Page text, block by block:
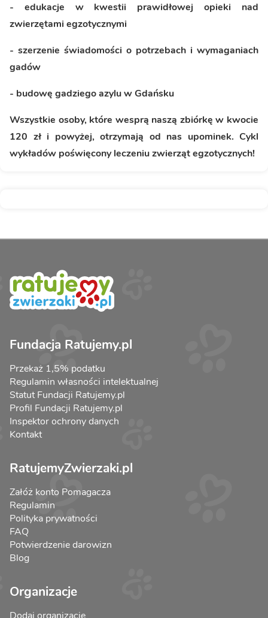
- edukacje w kwestii prawidłowej opieki nad
zwierzętami egzotycznymi
- szerzenie świadomości o potrzebach i wymaganiach
gadów
- budowę gadziego azylu w Gdańsku
Wszystkie osoby, które wesprą naszą zbiórkę w kwocie
120 zł i powyżej, otrzymają od nas upominek. Cykl
wykładów poświęcony leczeniu zwierząt egzotycznych!
Fundacja Ratujemy.pl
Przekaż 1,5% podatku
Regulamin własności intelektualnej
Statut Fundacji Ratujemy.pl
Profil Fundacji Ratujemy.pl
Inspektor ochrony danych
Kontakt
RatujemyZwierzaki.pl
Załóż konto Pomagacza
Regulamin
Polityka prywatności
FAQ
Potwierdzenie darowizn
Blog
Organizacje